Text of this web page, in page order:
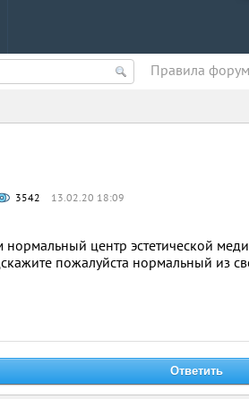
Правила
3542 13.02.20 18:09
центр эстетической
пожалуйста нормальный из